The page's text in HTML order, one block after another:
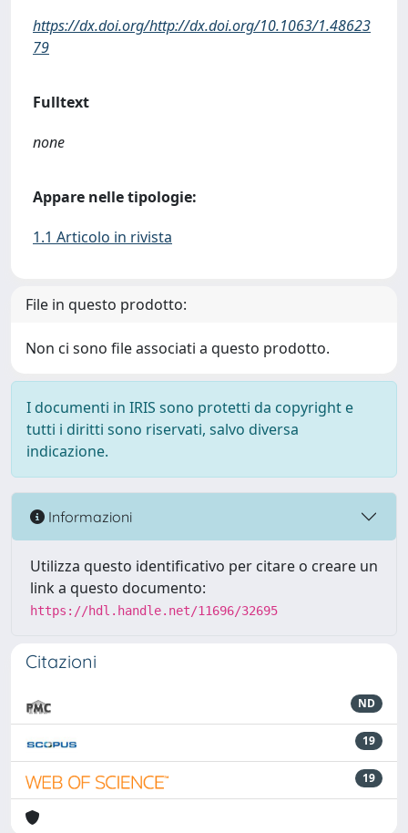
https://dx.doi.org/http://dx.doi.org/10.1063/1.48623
79
Fulltext
none
Appare nelle tipologie:
1.1 Articolo in rivista
File in questo prodotto:
Non ci sono file associati a questo prodotto.
I documenti in IRIS sono protetti da copyright e
tutti i diritti sono riservati, salvo diversa
indicazione.
Informazioni
Utilizza questo identificativo per citare o creare un
link a questo documento:
https://hdl.handle.net/11696/32695
Citazioni
ND
19
19